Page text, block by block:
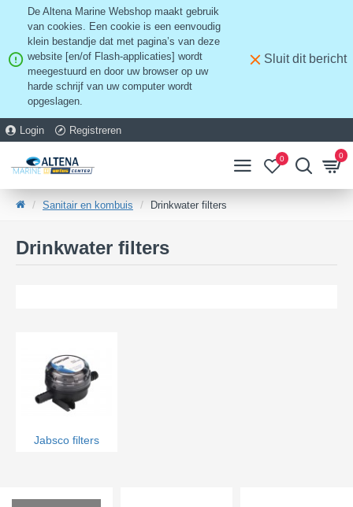
De Altena Marine Webshop maakt gebruik
van cookies. Een cookie is een eenvoudig
klein bestandje dat met pagina’s van deze
website [en/of Flash-applicaties] wordt
meegestuurd en door uw browser op uw
harde schrijf van uw computer wordt
opgeslagen.
Sluit dit bericht
Login Registreren
0 0
Sanitair en kombuis Drinkwater filters
Drinkwater filters
Jabsco filters